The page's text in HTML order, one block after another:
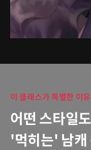
이 클래스가 특별한 이유
어떤 스타일
'먹히는' 남캐